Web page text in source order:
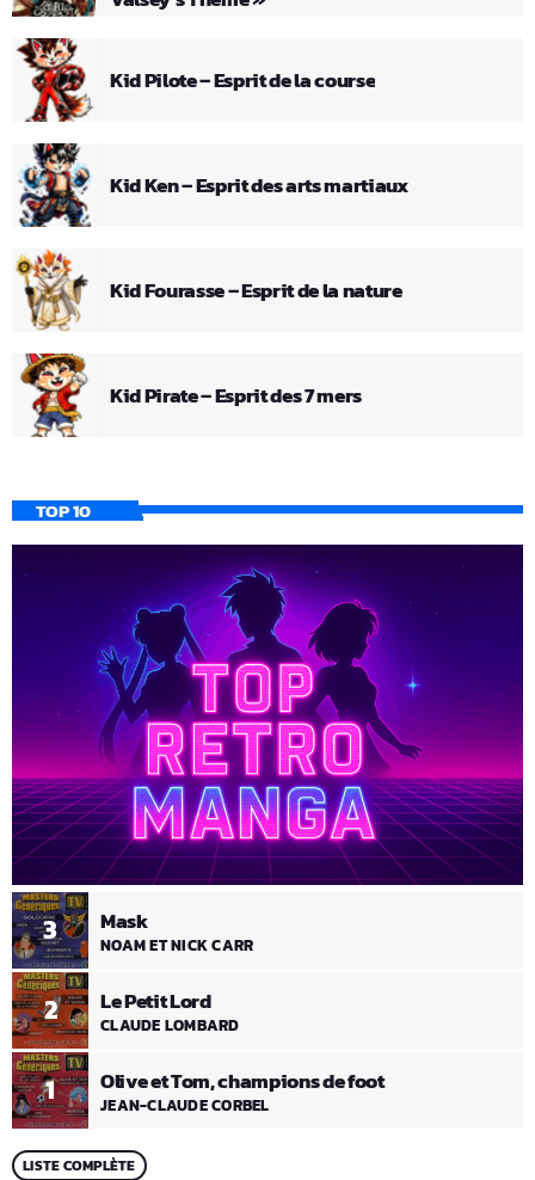
Kid Pilote – Esprit de la course
Kid Ken – Esprit des arts martiaux
Kid Fourasse – Esprit de la nature
Kid Pirate – Esprit des 7 mers
TOP 10
1 Olive et Tom, champions de foot
JEAN-CLAUDE CORBEL
2 Le Petit Lord
CLAUDE LOMBARD
3 Mask
NOAM ET NICK CARR
LISTE COMPLÈTE